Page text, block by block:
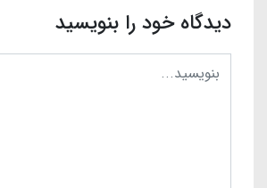
دیدگاه خود را بنویسید